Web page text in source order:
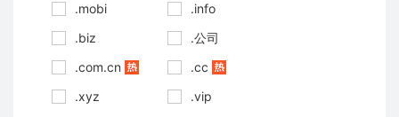
.mobi
.info
.biz
.公司
.com.cn
.cc
.xyz
.vip